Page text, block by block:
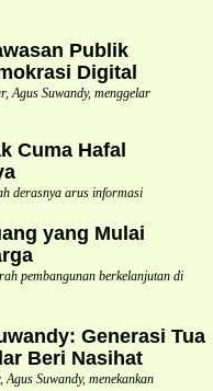
Publik
Digital
Agus Suwandy, menggelar
Cuma Hafal
derasnya arus informasi
yang Mulai
pembangunan berkelanjutan di
Generasi Tua
Beri Nasihat
Suwandy, menekankan